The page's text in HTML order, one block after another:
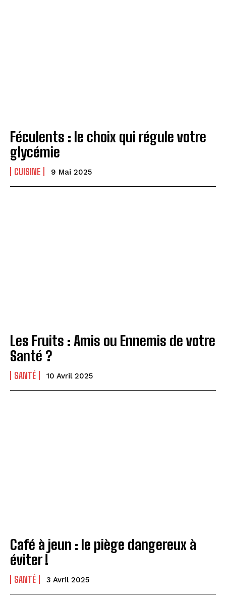
Féculents : le choix qui régule votre
glycémie
CUISINE 9 Mai 2025
Les Fruits : Amis ou Ennemis de votre
Santé ?
SANTÉ 10 Avril 2025
Café à jeun : le piège dangereux à
éviter !
SANTÉ 3 Avril 2025